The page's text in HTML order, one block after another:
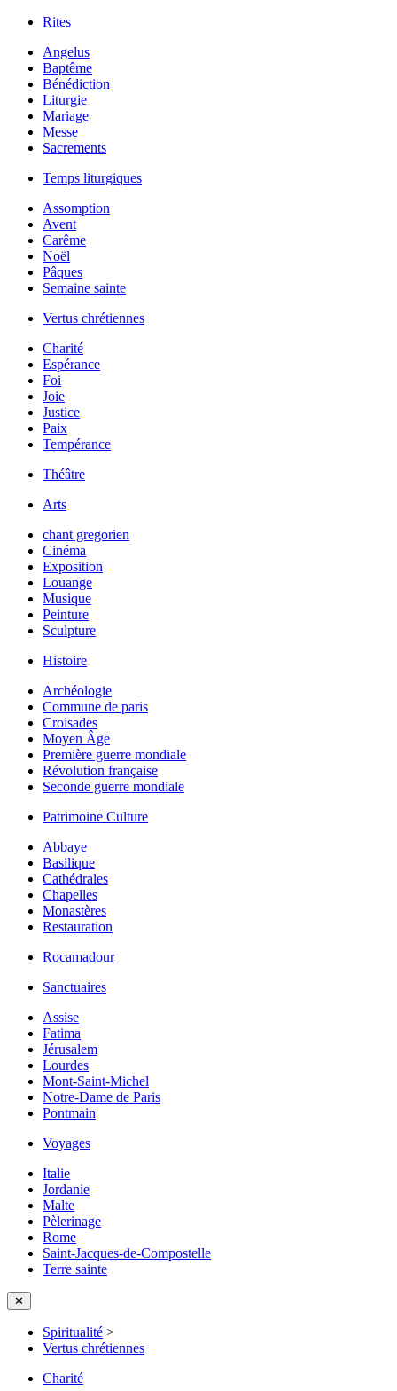
Rites
Angelus
Baptême
Bénédiction
Liturgie
Mariage
Messe
Sacrements
Temps liturgiques
Assomption
Avent
Carême
Noël
Pâques
Semaine sainte
Vertus chrétiennes
Charité
Espérance
Foi
Joie
Justice
Paix
Tempérance
Théâtre
Arts
chant gregorien
Cinéma
Exposition
Louange
Musique
Peinture
Sculpture
Histoire
Archéologie
Commune de paris
Croisades
Moyen Âge
Première guerre mondiale
Révolution française
Seconde guerre mondiale
Patrimoine Culture
Abbaye
Basilique
Cathédrales
Chapelles
Monastères
Restauration
Rocamadour
Sanctuaires
Assise
Fatima
Jérusalem
Lourdes
Mont-Saint-Michel
Notre-Dame de Paris
Pontmain
Voyages
Italie
Jordanie
Malte
Pèlerinage
Rome
Saint-Jacques-de-Compostelle
Terre sainte
✕
Spiritualité >
Vertus chrétiennes
Charité